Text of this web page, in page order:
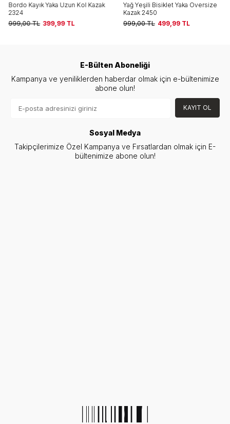
Bordo Kayık Yaka Uzun Kol Kazak
2324
999,00TL 399,99TL
Yağ Yeşili Bisiklet Yaka Oversize
Kazak 2450
999,00TL 499,99TL
E-Bülten Aboneliği
Kampanya ve yeniliklerden haberdar olmak için e-bültenimize
abone olun!
KAYIT OL
Sosyal Medya
Takipçilerimize Özel Kampanya ve Fırsatlardan olmak için E-
bültenimize abone olun!